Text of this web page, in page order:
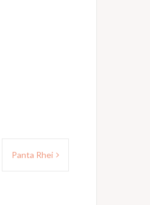
Panta Rhei